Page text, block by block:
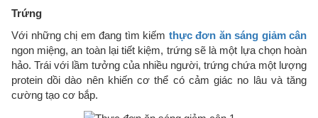
Trứng
Với những chị em đang tìm kiếm thực đơn ăn sáng giảm cân
ngon miệng, an toàn lại tiết kiệm, trứng sẽ là một lựa chọn hoàn
hảo. Trái với lầm tưởng của nhiều người, trứng chứa một lượng
protein dồi dào nên khiến cơ thể có cảm giác no lâu và tăng
cường tạo cơ bắp.